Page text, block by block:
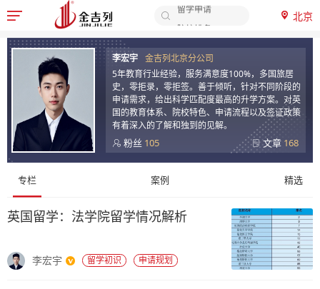
签证办理
申请时间
申请材料
留学费用
 北京
李
金
吉
列
留
学
顾
李宏宇
金吉列北京分公司
5年教育行业经验，服务满意度100%，多国旅居
史，零拒录，零拒签。善于倾听，针对不同阶段的
申请需求，给出科学匹配度最高的升学方案。对英
国的教育体系、院校特色、申请流程以及签证政策
有着深入的了解和独到的见解。
粉丝 105 文章 168
专
栏
容
专栏 案例 精选
英国留学：法学院留学情况解析
李宏宇 留学初识 申请规划